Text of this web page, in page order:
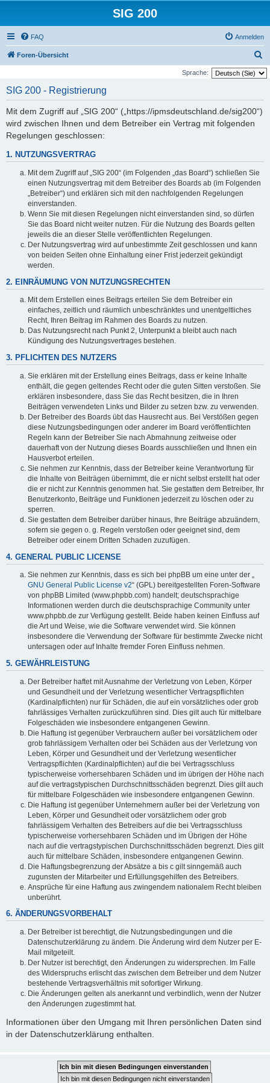
SIG 200
FAQ Anmelden
Foren-Übersicht
u
Sprache:
SIG 200 - Registrierung
Mit dem Zugriff auf „SIG 200“ („https://ipmsdeutschland.de/sig200“)
wird zwischen Ihnen und dem Betreiber ein Vertrag mit folgenden
Regelungen geschlossen:
1. NUTZUNGSVERTRAG
Mit dem Zugriff auf „SIG 200“ (im Folgenden „das Board“) schließen Sie
einen Nutzungsvertrag mit dem Betreiber des Boards ab (im Folgenden
„Betreiber“) und erklären sich mit den nachfolgenden Regelungen
einverstanden.
Wenn Sie mit diesen Regelungen nicht einverstanden sind, so dürfen
Sie das Board nicht weiter nutzen. Für die Nutzung des Boards gelten
jeweils die an dieser Stelle veröffentlichten Regelungen.
Der Nutzungsvertrag wird auf unbestimmte Zeit geschlossen und kann
von beiden Seiten ohne Einhaltung einer Frist jederzeit gekündigt
werden.
2. EINRÄUMUNG VON NUTZUNGSRECHTEN
Mit dem Erstellen eines Beitrags erteilen Sie dem Betreiber ein
einfaches, zeitlich und räumlich unbeschränktes und unentgeltliches
Recht, Ihren Beitrag im Rahmen des Boards zu nutzen.
Das Nutzungsrecht nach Punkt 2, Unterpunkt a bleibt auch nach
Kündigung des Nutzungsvertrages bestehen.
3. PFLICHTEN DES NUTZERS
Sie erklären mit der Erstellung eines Beitrags, dass er keine Inhalte
enthält, die gegen geltendes Recht oder die guten Sitten verstoßen. Sie
erklären insbesondere, dass Sie das Recht besitzen, die in Ihren
Beiträgen verwendeten Links und Bilder zu setzen bzw. zu verwenden.
Der Betreiber des Boards übt das Hausrecht aus. Bei Verstößen gegen
diese Nutzungsbedingungen oder anderer im Board veröffentlichten
Regeln kann der Betreiber Sie nach Abmahnung zeitweise oder
dauerhaft von der Nutzung dieses Boards ausschließen und Ihnen ein
Hausverbot erteilen.
Sie nehmen zur Kenntnis, dass der Betreiber keine Verantwortung für
die Inhalte von Beiträgen übernimmt, die er nicht selbst erstellt hat oder
die er nicht zur Kenntnis genommen hat. Sie gestatten dem Betreiber, Ihr
Benutzerkonto, Beiträge und Funktionen jederzeit zu löschen oder zu
sperren.
Sie gestatten dem Betreiber darüber hinaus, Ihre Beiträge abzuändern,
sofern sie gegen o. g. Regeln verstoßen oder geeignet sind, dem
Betreiber oder einem Dritten Schaden zuzufügen.
4. GENERAL PUBLIC LICENSE
Sie nehmen zur Kenntnis, dass es sich bei phpBB um eine unter der „
GNU General Public License v2“ (GPL) bereitgestellten Foren-Software
von phpBB Limited (www.phpbb.com) handelt; deutschsprachige
Informationen werden durch die deutschsprachige Community unter
www.phpbb.de zur Verfügung gestellt. Beide haben keinen Einfluss auf
die Art und Weise, wie die Software verwendet wird. Sie können
insbesondere die Verwendung der Software für bestimmte Zwecke nicht
untersagen oder auf Inhalte fremder Foren Einfluss nehmen.
5. GEWÄHRLEISTUNG
Der Betreiber haftet mit Ausnahme der Verletzung von Leben, Körper
und Gesundheit und der Verletzung wesentlicher Vertragspflichten
(Kardinalpflichten) nur für Schäden, die auf ein vorsätzliches oder grob
fahrlässiges Verhalten zurückzuführen sind. Dies gilt auch für mittelbare
Folgeschäden wie insbesondere entgangenen Gewinn.
Die Haftung ist gegenüber Verbrauchern außer bei vorsätzlichem oder
grob fahrlässigem Verhalten oder bei Schäden aus der Verletzung von
Leben, Körper und Gesundheit und der Verletzung wesentlicher
Vertragspflichten (Kardinalpflichten) auf die bei Vertragsschluss
typischerweise vorhersehbaren Schäden und im übrigen der Höhe nach
auf die vertragstypischen Durchschnittsschäden begrenzt. Dies gilt auch
für mittelbare Folgeschäden wie insbesondere entgangenen Gewinn.
Die Haftung ist gegenüber Unternehmern außer bei der Verletzung von
Leben, Körper und Gesundheit oder vorsätzlichem oder grob
fahrlässigem Verhalten des Betreibers auf die bei Vertragsschluss
typischerweise vorhersehbaren Schäden und im Übrigen der Höhe
nach auf die vertragstypischen Durchschnittsschäden begrenzt. Dies gilt
auch für mittelbare Schäden, insbesondere entgangenen Gewinn.
Die Haftungsbegrenzung der Absätze a bis c gilt sinngemäß auch
zugunsten der Mitarbeiter und Erfüllungsgehilfen des Betreibers.
Ansprüche für eine Haftung aus zwingendem nationalem Recht bleiben
unberührt.
6. ÄNDERUNGSVORBEHALT
Der Betreiber ist berechtigt, die Nutzungsbedingungen und die
Datenschutzerklärung zu ändern. Die Änderung wird dem Nutzer per E-
Mail mitgeteilt.
Der Nutzer ist berechtigt, den Änderungen zu widersprechen. Im Falle
des Widerspruchs erlischt das zwischen dem Betreiber und dem Nutzer
bestehende Vertragsverhältnis mit sofortiger Wirkung.
Die Änderungen gelten als anerkannt und verbindlich, wenn der Nutzer
den Änderungen zugestimmt hat.
Informationen über den Umgang mit Ihren persönlichen Daten sind
in der Datenschutzerklärung enthalten.